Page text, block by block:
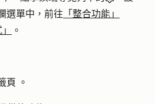
選單中，前往 「整合功能」
。
頁 。